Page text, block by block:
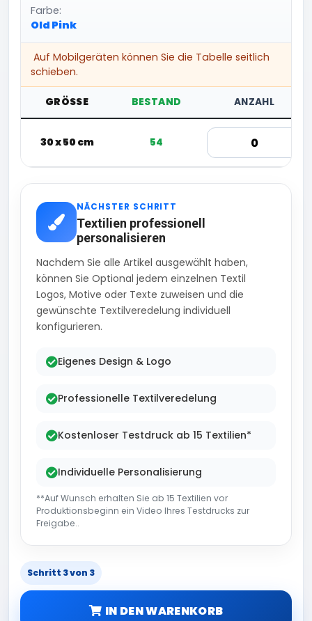
Farbe:
Old Pink
Auf Mobilgeräten können Sie die Tabelle seitlich
schieben.
GRÖSSE BESTAND ANZAHL
30 x 50 cm 54
NÄCHSTER SCHRITT
Textilien professionell
personalisieren
Nachdem Sie alle Artikel ausgewählt haben,
können Sie Optional jedem einzelnen Textil
Logos, Motive oder Texte zuweisen und die
gewünschte Textilveredelung individuell
konfigurieren.
Eigenes Design & Logo
Professionelle Textilveredelung
Kostenloser Testdruck ab 15 Textilien*
Individuelle Personalisierung
**Auf Wunsch erhalten Sie ab 15 Textilien vor
Produktionsbeginn ein Video Ihres Testdrucks zur
Freigabe..
Schritt 3 von 3
IN DEN WARENKORB